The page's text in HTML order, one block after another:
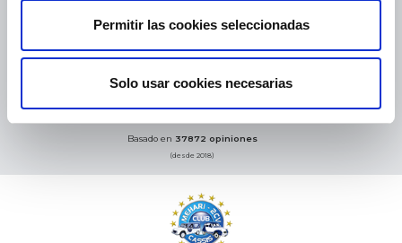
Permitir las cookies seleccionadas
Solo usar cookies necesarias
eKomi
COMPANY
Basado en 37872 opiniones
(desde 2018)